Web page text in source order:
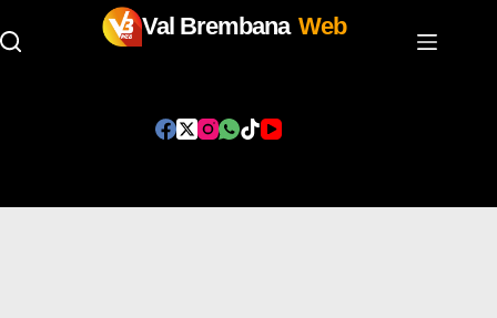
Val Brembana Web